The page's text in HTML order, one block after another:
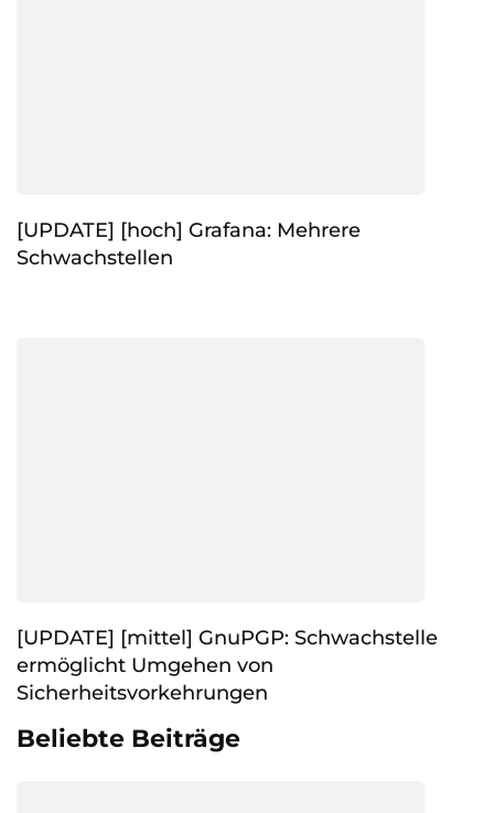
[UPDATE] [hoch] Grafana: Mehrere
Schwachstellen
[UPDATE] [mittel] GnuPGP: Schwachstelle
ermöglicht Umgehen von
Sicherheitsvorkehrungen
Beliebte Beiträge